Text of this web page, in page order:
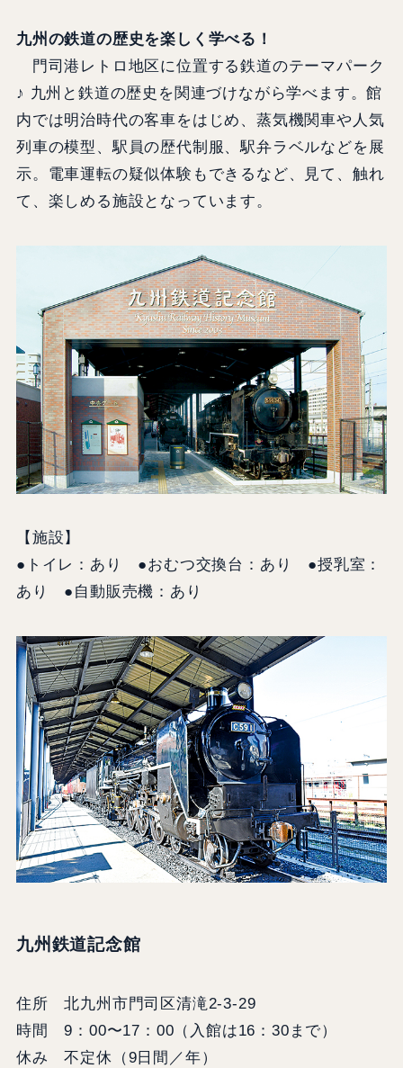
九州の鉄道の歴史を楽しく学べる！
門司港レトロ地区に位置する鉄道のテーマパーク
♪ 九州と鉄道の歴史を関連づけながら学べます。館
内では明治時代の客車をはじめ、蒸気機関車や人気
列車の模型、駅員の歴代制服、駅弁ラベルなどを展
示。電車運転の疑似体験もできるなど、見て、触れ
て、楽しめる施設となっています。
【施設】
●トイレ：あり ●おむつ交換台：あり ●授乳室：
あり ●自動販売機：あり
九州鉄道記念館
住所 北九州市門司区清滝2-3-29
時間 9：00〜17：00（入館は16：30まで）
休み 不定休（9日間／年）